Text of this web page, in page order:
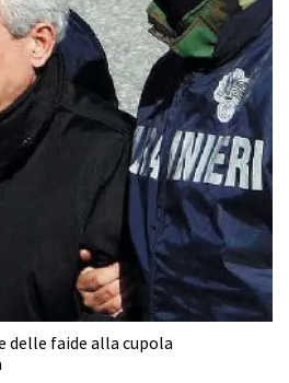
delle faide alla cupola